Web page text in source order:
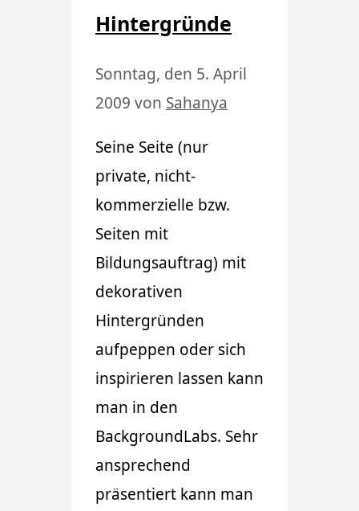
Hintergründe
Sonntag, den 5. April
2009 von Sahanya
Seine Seite (nur
private, nicht-
kommerzielle bzw.
Seiten mit
Bildungsauftrag) mit
dekorativen
Hintergründen
aufpeppen oder sich
inspirieren lassen kann
man in den
BackgroundLabs. Sehr
ansprechend
präsentiert kann man